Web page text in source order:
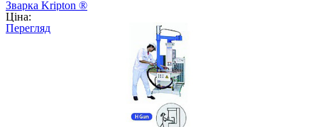
Зварка Kripton ®
Ціна:
Перегляд